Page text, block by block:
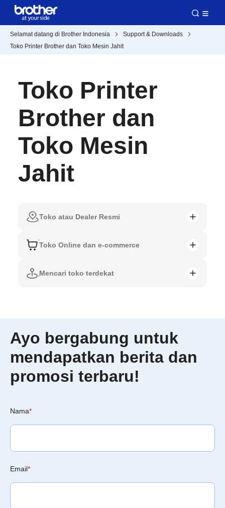
Selamat datang di Brother Indonesia
Support & Downloads
Toko Printer Brother dan Toko Mesin Jahit
Toko Printer
Brother dan
Toko Mesin
Jahit
Toko atau Dealer Resmi
Toko Online dan e-commerce
Mencari toko terdekat
Ayo bergabung untuk
mendapatkan berita dan
promosi terbaru!
Nama*
Email*